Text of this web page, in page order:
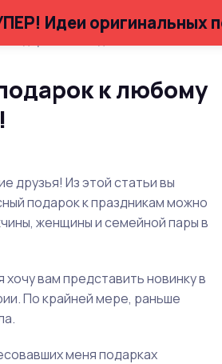
к любому
друзья! Из этой статьи вы
подарок к праздникам можно
женщины и семейной пары в
вам представить новинку в
По крайней мере, раньше
меня подарках